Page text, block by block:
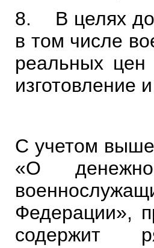
8. В целях
в том числе
реальных цен
изготовление
С учетом выше
«О
Федерации»,
содержит